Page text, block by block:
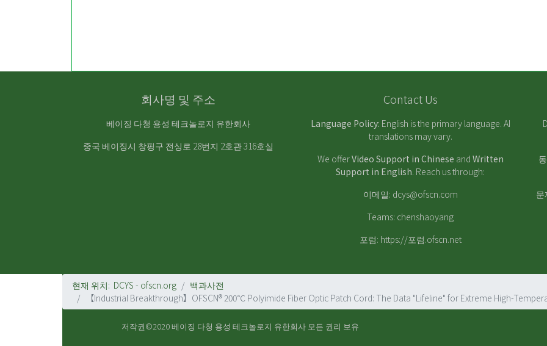
회사명 및 주소
베이징 다청 용성 테크놀로지 유한회사
중국 베이징시 창핑구 전싱로 28번지 2호관 316호실
Contact Us
Language Policy: English is the primary language. AI
translations may vary.
We offerVideo Support in Chinese and Written
Support in English. Reach us through:
이메일: dcys@ofscn.com
Teams: chenshaoyang
포럼: https://포럼.ofscn.net
현재 위치: DCYS - ofscn.org
백과사전
【Industrial Breakthrough】OFSCN® 200℃ Polyimide Fiber Optic Patch Cord: The Data "Lifeline" for Extreme High-
저작권©2020베이징 다청 용성 테크놀로지 유한회사모든 권리 보유